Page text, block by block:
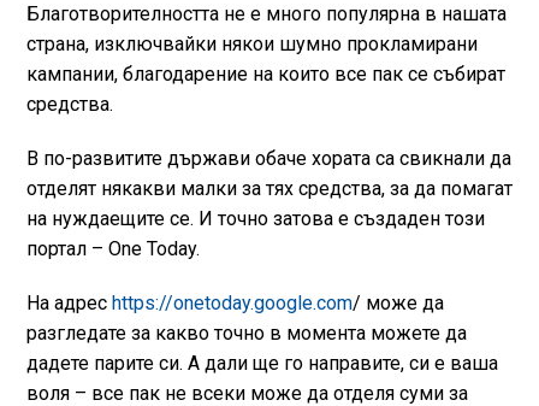
Благотворителността не е много популярна в нашата
страна, изключвайки някои шумно прокламирани
кампании, благодарение на които все пак се събират
средства.
В по-развитите държави обаче хората са свикнали да
отделят някакви малки за тях средства, за да помагат
на нуждаещите се. И точно затова е създаден този
портал – One Today.
На адрес https://onetoday.google.com/ може да
разгледате за какво точно в момента можете да
дадете парите си. А дали ще го направите, си е ваша
воля – все пак не всеки може да отделя суми за